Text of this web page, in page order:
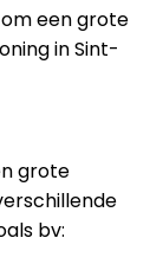
een grote
in Sint-
grote
bv: